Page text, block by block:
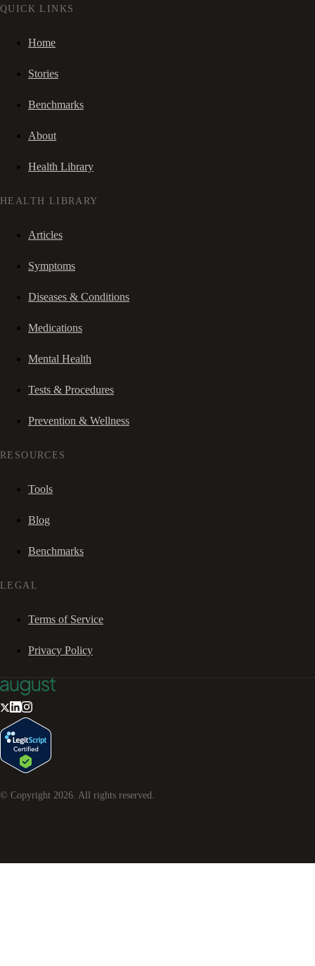
QUICK LINKS
Home
Stories
Benchmarks
About
Health Library
HEALTH LIBRARY
Articles
Symptoms
Diseases & Conditions
Medications
Mental Health
Tests & Procedures
Prevention & Wellness
RESOURCES
Tools
Blog
Benchmarks
LEGAL
Terms of Service
Privacy Policy
© Copyright 2026 . All rights reserved.